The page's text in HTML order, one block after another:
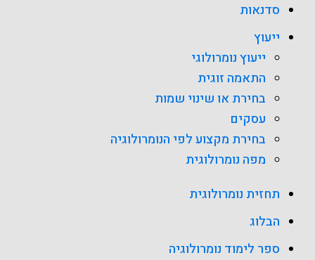
סדנאות
ייעוץ
ייעוץ נומרולוגי
התאמה זוגית
בחירת או שינוי שמות
עסקים
בחירת מקצוע לפי הנומרולוגיה
מפה נומרולוגית
תחזית נומרולוגית
הבלוג
ספר לימוד נומרולוגיה